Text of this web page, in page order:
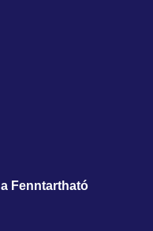
a Fenntartható